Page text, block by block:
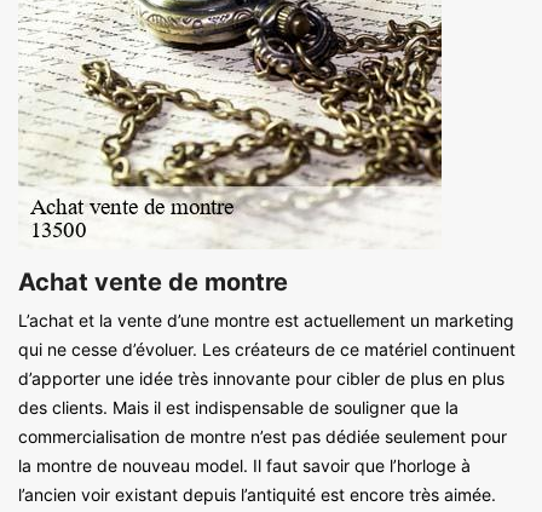
Achat vente de montre
L’achat et la vente d’une montre est actuellement un marketing
qui ne cesse d’évoluer. Les créateurs de ce matériel continuent
d’apporter une idée très innovante pour cibler de plus en plus
des clients. Mais il est indispensable de souligner que la
commercialisation de montre n’est pas dédiée seulement pour
la montre de nouveau model. Il faut savoir que l’horloge à
l’ancien voir existant depuis l’antiquité est encore très aimée.